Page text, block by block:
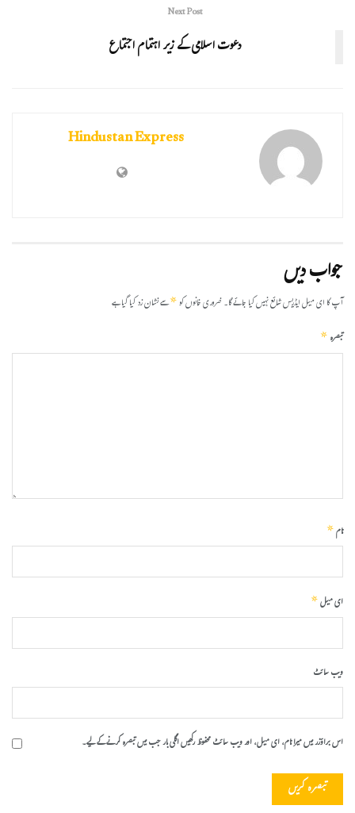
Next Post
دعوت اسلامی کے زیر اہتمام اجتماع
Hindustan Express
جواب دیں
آپ کا ای میل ایڈریس شائع نہیں کیا جائے گا۔ضروری خانوں کو*سے نشان زد کیا گیا ہے
تبصرہ*
نام*
ای میل*
ویب‌ سائٹ
اس براؤزر میں میرا نام، ای میل، اور ویب سائٹ محفوظ رکھیں اگلی بار جب میں تبصرہ کرنے کےلیے۔